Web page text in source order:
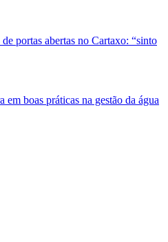
portas abertas no Cartaxo: “sinto
boas práticas na gestão da água